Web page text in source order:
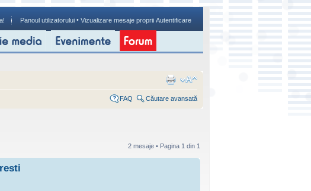
Panoul utilizatorului • Vizualizare mesaje proprii Autentificare
FAQ Căutare avansată
2 mesaje • Pagina 1 din 1